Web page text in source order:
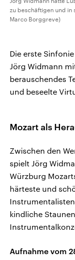
zu beschäftigen und in
Marco Borggreve)
Die erste
Jörg Widmann
berauschendes
und beseelte
Mozart als
Zwischen den
spielt Jörg
Würzburg
härteste und
kindliche
Aufnahme vom